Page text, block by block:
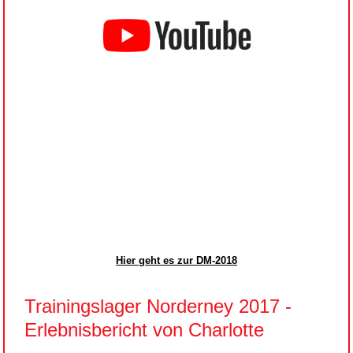
Hier geht es zur DM-2018
Trainingslager Norderney 2017 -
Erlebnisbericht von Charlotte